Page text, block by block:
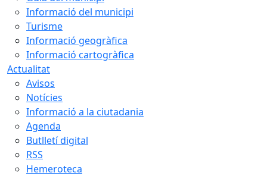
Informació del municipi
Turisme
Informació geogràfica
Informació cartogràfica
Actualitat
Avisos
Notícies
Informació a la ciutadania
Agenda
Butlletí digital
RSS
Hemeroteca